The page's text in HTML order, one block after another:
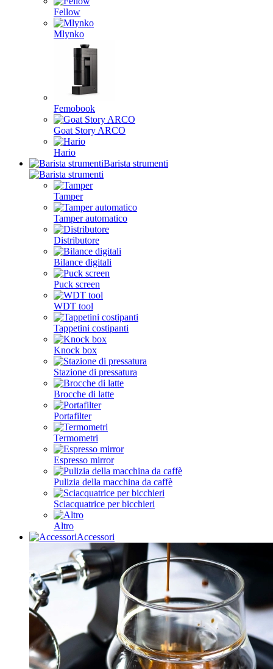
Fellow
Mlynko
Femobook
Goat Story ARCO
Hario
Barista strumenti
Tamper
Tamper automatico
Distributore
Bilance digitali
Puck screen
WDT tool
Tappetini costipanti
Knock box
Stazione di pressatura
Brocche di latte
Portafilter
Termometri
Espresso mirror
Pulizia della macchina da caffè
Sciacquatrice per bicchieri
Altro
Accessori